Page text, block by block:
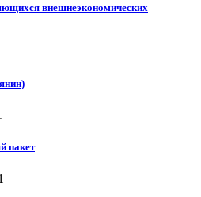
внешнеэкономических
пакет